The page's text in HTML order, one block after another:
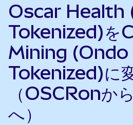
Oscar Health
Tokenized)を
Mining (Ondo
Tokenized)に
（OSCRonか
へ）